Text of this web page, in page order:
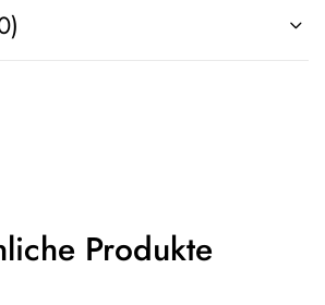
Produkte